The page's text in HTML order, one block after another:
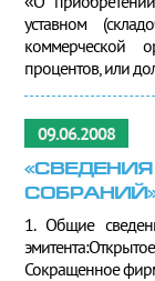
уставном
коммерческой
процентов, или
09.06.2008
1. Общие
Сокращенное